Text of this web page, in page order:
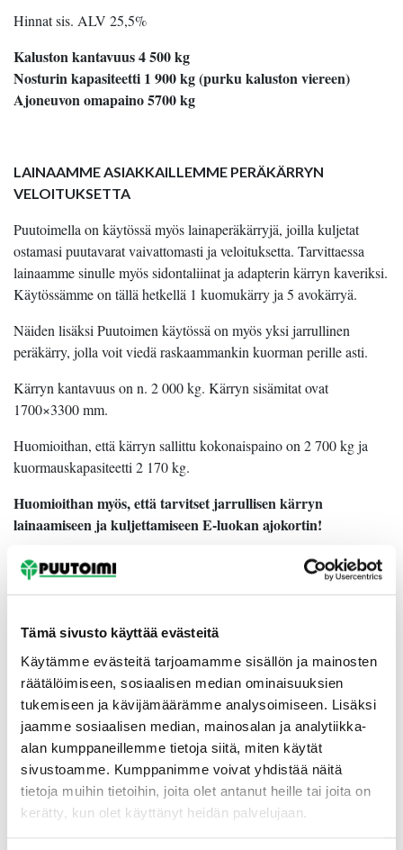
Tämä sivusto käyttää evästeitä
Käytämme evästeitä tarjoamamme sisällön ja mainosten
räätälöimiseen, sosiaalisen median ominaisuuksien
tukemiseen ja kävijämäärämme analysoimiseen. Lisäksi
jaamme sosiaalisen median, mainosalan ja analytiikka-
alan kumppaneillemme tietoja siitä, miten käytät
sivustoamme. Kumppanimme voivat yhdistää näitä
tietoja muihin tietoihin, joita olet antanut heille tai joita on
kerätty, kun olet käyttänyt heidän palvelujaan.
Hinnat sis. ALV 25,5%
Kaluston kantavuus 4 500 kg
Nosturin kapasiteetti 1 900 kg (purku kaluston viereen)
Ajoneuvon omapaino 5700 kg
LAINAAMME ASIAKKAILLEMME PERÄKÄRRYN
VELOITUKSETTA
Puutoimella on käytössä myös lainaperäkärryjä, joilla kuljetat
ostamasi puutavarat vaivattomasti ja veloituksetta. Tarvittaessa
lainaamme sinulle myös sidontaliinat ja adapterin kärryn kaveriksi.
Käytössämme on tällä hetkellä 1 kuomukärry ja 5 avokärryä.
Näiden lisäksi Puutoimen käytössä on myös yksi jarrullinen
peräkärry, jolla voit viedä raskaammankin kuorman perille asti.
Kärryn kantavuus on n. 2 000 kg. Kärryn sisämitat ovat
1700×3300 mm.
Huomioithan, että kärryn sallittu kokonaispaino on 2 700 kg ja
kuormauskapasiteetti 2 170 kg.
Huomioithan myös, että tarvitset jarrullisen kärryn
lainaamiseen ja kuljettamiseen E-luokan ajokortin!
Ohjeet kärryn lainaamiseen löydät helposti
Mitä jos me keräisimme erän valmiiksi ja noutaessasi laitetaan
kärry koukkuun ja trukilla valmis nippu kyytiin? Helppoa, eikö!
SAHAUSPALVELU
Levysahaus
Tarvitseeko peräkärrysi uutta pohjalevyä tai tiedät tarvitsevasi
tietyn kokoisen levynpalan? Puutoimen levysahauspalvelu
palvelee asiakkaitaan pääosin klo 10.00–15.00. Pyrimme